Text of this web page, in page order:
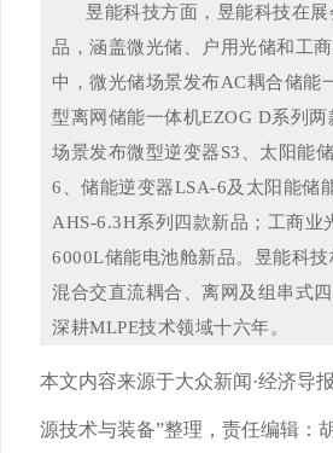
昱能科技方面，昱能科技在
品，涵盖微光储、户用光储和工
中，微光储场景发布AC耦合储能
型离网储能一体机EZOG D系列
场景发布微型逆变器S3、太阳能
6、储能逆变器LSA-6及太阳能储
AHS-6.3H系列四款新品；工商业
6000L储能电池舱新品。昱能科技
混合交直流耦合、离网及组串式
深耕MLPE技术领域十六年。
本文内容来源于大众新闻·经济导
源技术与装备”整理，责任编辑：